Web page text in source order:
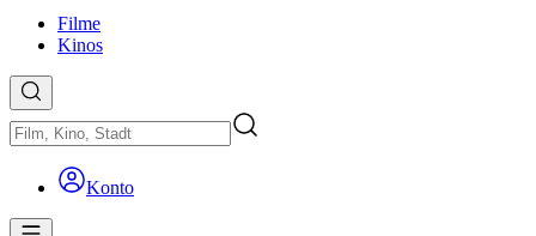
Filme
Kinos
Konto